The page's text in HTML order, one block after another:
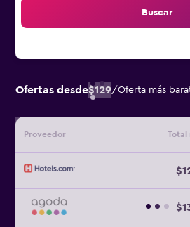
Buscar
Ofertas desde$129/Oferta más
Proveedor Total